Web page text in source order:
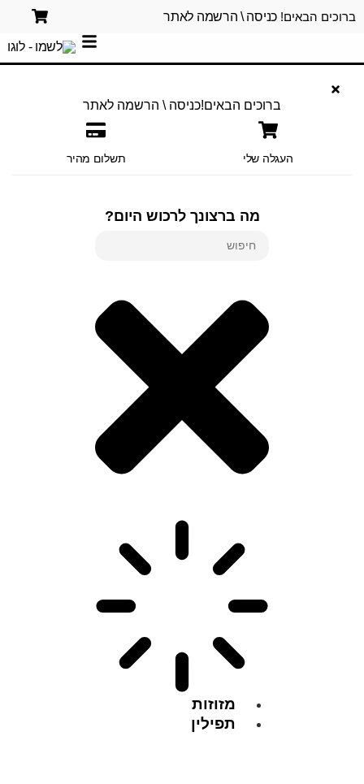
ברוכים הבאים! כניסה \ הרשמה לאתר
ברוכים הבאים!כניסה \ הרשמה לאתר
העגלה שלי תשלום מהיר
מה ברצונך לרכוש היום?
מזוזות
תפילין